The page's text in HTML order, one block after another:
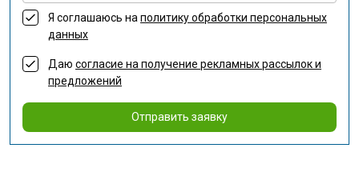
Я соглашаюсь наполитику обработки персональных
данных
Даю согласие на получение рекламных рассылок и
предложений
Отправить заявку